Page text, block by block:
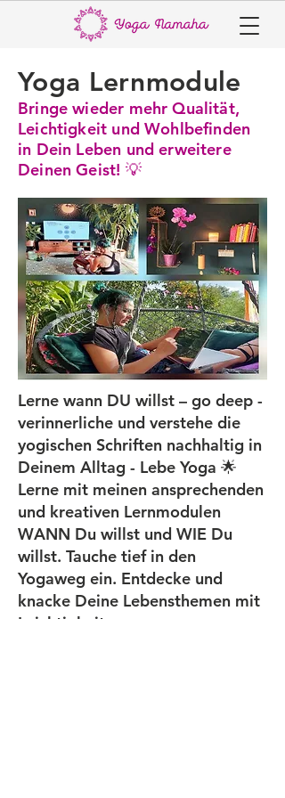
Yoga Lernmodule
Bringe wieder mehr Qualität,
Leichtigkeit und Wohlbefinden
in Dein Leben und erweitere
Deinen Geist! 💡
Lerne wann DU willst – go deep -
verinnerliche und verstehe die
yogischen Schriften nachhaltig in
Deinem Alltag - Lebe Yoga 🌟
Lerne mit meinen ansprechenden
und kreativen Lernmodulen
WANN Du willst und WIE Du
willst. Tauche tief in den
Yogaweg ein. Entdecke und
knacke Deine Lebensthemen mit
Leichtigkeit.